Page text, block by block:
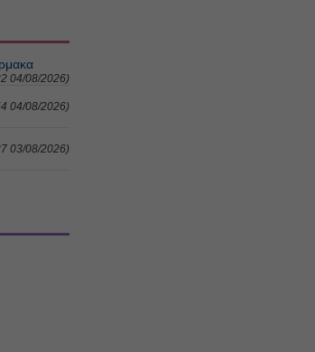
04/08/2026)
04/08/2026)
03/08/2026)